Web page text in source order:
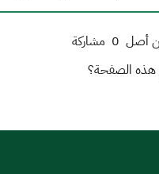
أصل 0 مشاركة
هذه الصفحة؟